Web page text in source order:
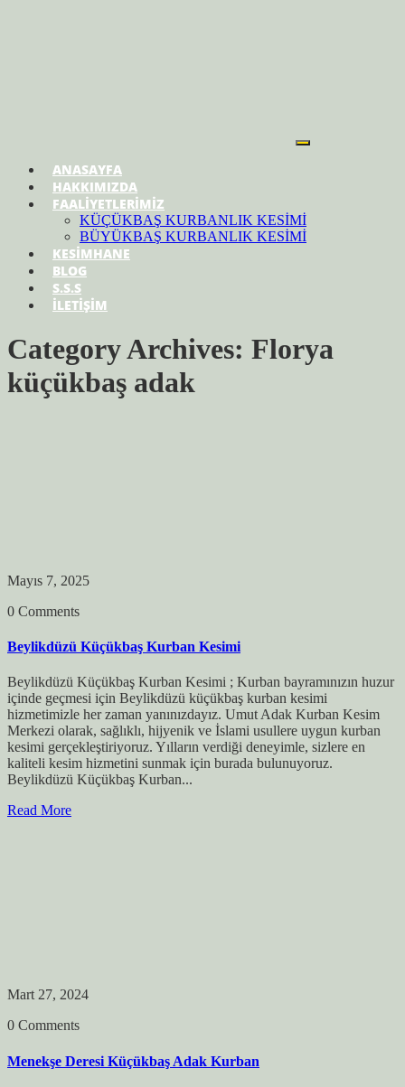
ANASAYFA
HAKKIMIZDA
FAALİYETLERİMİZ
KÜÇÜKBAŞ KURBANLIK KESİMİ
BÜYÜKBAŞ KURBANLIK KESİMİ
KESİMHANE
BLOG
S.S.S
İLETİŞİM
Category Archives: Florya
küçükbaş adak
Mayıs 7, 2025
0 Comments
Beylikdüzü Küçükbaş Kurban Kesimi
Beylikdüzü Küçükbaş Kurban Kesimi ; Kurban bayramınızın huzur
içinde geçmesi için Beylikdüzü küçükbaş kurban kesimi
hizmetimizle her zaman yanınızdayız. Umut Adak Kurban Kesim
Merkezi olarak, sağlıklı, hijyenik ve İslami usullere uygun kurban
kesimi gerçekleştiriyoruz. Yılların verdiği deneyimle, sizlere en
kaliteli kesim hizmetini sunmak için burada bulunuyoruz.
Beylikdüzü Küçükbaş Kurban...
Read More
Mart 27, 2024
0 Comments
Menekşe Deresi Küçükbaş Adak Kurban